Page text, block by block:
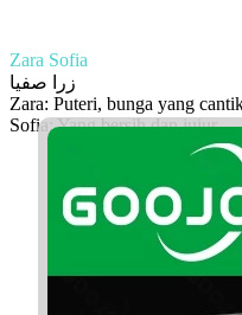
Zara Sofia
زرا صفيا
Zara: Puteri, bunga yang
Sofia: Yang bersih dan jujur